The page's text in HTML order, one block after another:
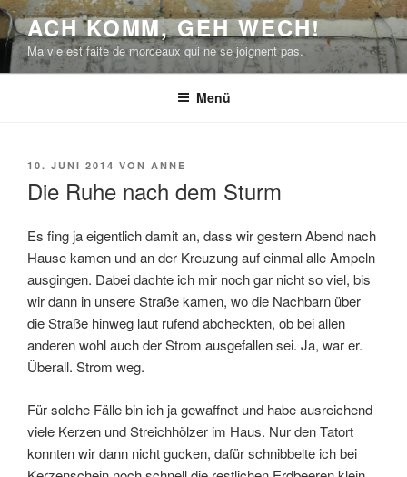
Zum
Inhalt
springen
ACH KOMM, GEH WECH!
Ma vie est faite de morceaux qui ne se joignent pas.
Menü
VERÖFFENTLICHT
10. JUNI 2014 VON ANNE
Die Ruhe nach dem Sturm
Es fing ja eigentlich damit an, dass wir gestern Abend nach
Hause kamen und an der Kreuzung auf einmal alle Ampeln
ausgingen. Dabei dachte ich mir noch gar nicht so viel, bis
wir dann in unsere Straße kamen, wo die Nachbarn über
die Straße hinweg laut rufend abcheckten, ob bei allen
anderen wohl auch der Strom ausgefallen sei. Ja, war er.
Überall. Strom weg.
Für solche Fälle bin ich ja gewaffnet und habe ausreichend
viele Kerzen und Streichhölzer im Haus. Nur den Tatort
konnten wir dann nicht gucken, dafür schnibbelte ich bei